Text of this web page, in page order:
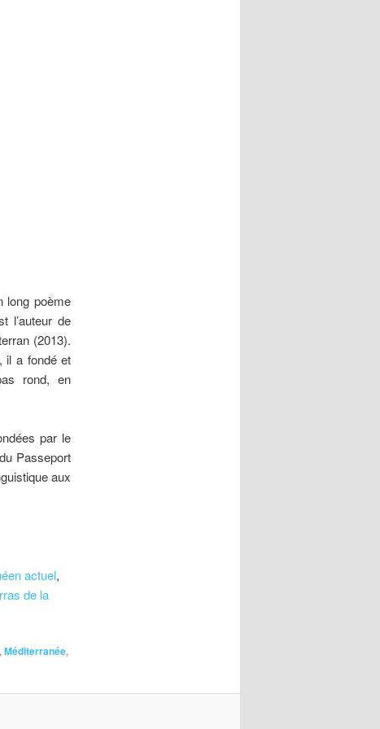
long poème
l’auteur de
(2013).
il a fondé et
rond, en
par le
Passeport
aux
actuel,
de la
Méditerranée,